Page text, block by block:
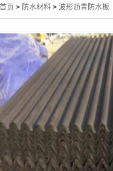
首页 > 防水材料 > 波形沥青防水板